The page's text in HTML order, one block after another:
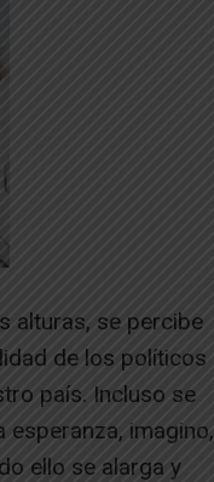
alturas, se percibe
de los políticos
país. Incluso se
esperanza, imagino,
ello se alarga y